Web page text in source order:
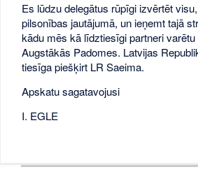
Es lūdzu delegātus rūpīgi izvērtēt
pilsonības jautājumā, un ieņemt tajā
kādu mēs kā līdztiesīgi partneri
Augstākās Padomes. Latvijas
tiesīga piešķirt LR Saeima.
Apskatu sagatavojusi
I. EGLE